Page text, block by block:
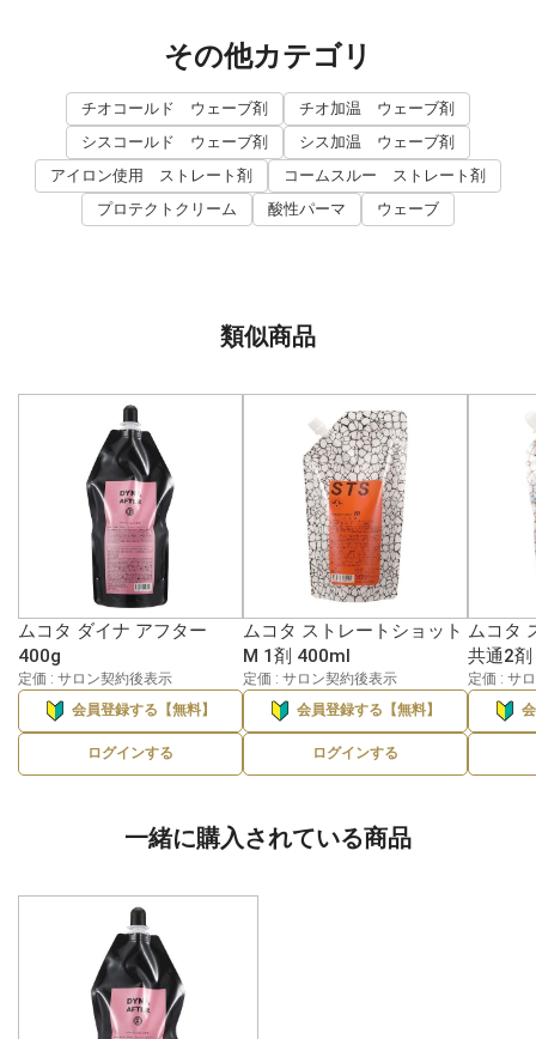
その他カテゴリ
チオコールド ウェーブ剤
チオ加温 ウェーブ剤
シスコールド ウェーブ剤
シス加温 ウェーブ剤
アイロン使用 ストレート剤
コームスルー ストレート剤
プロテクトクリーム
酸性パーマ ウェーブ
類似商品
ムコタ ダイナ アフター
400g
定価 : サロン契約後表示
会員登録する【無料】
ログインする
ムコタ ストレートショット
M 1剤 400ml
定価 : サロン契約後表示
会員登録する【無料】
ログインする
ムコタ
共通2
定価 : サ
一緒に購入されている商品